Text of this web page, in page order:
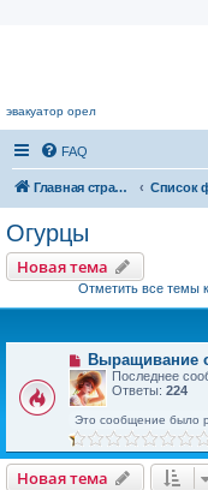
эвакуатор орел
FAQ
Главная страница Список
Огурцы
Новая тема
Отметить все темы
Выращивание
Последнее
Ответы: 224
Это сообщение было
Новая тема